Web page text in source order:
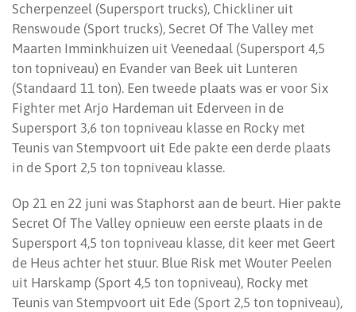
Scherpenzeel (Supersport trucks), Chickliner uit
Renswoude (Sport trucks), Secret Of The Valley met
Maarten Imminkhuizen uit Veenedaal (Supersport 4,5
ton topniveau) en Evander van Beek uit Lunteren
(Standaard 11 ton). Een tweede plaats was er voor Six
Fighter met Arjo Hardeman uit Ederveen in de
Supersport 3,6 ton topniveau klasse en Rocky met
Teunis van Stempvoort uit Ede pakte een derde plaats
in de Sport 2,5 ton topniveau klasse.
Op 21 en 22 juni was Staphorst aan de beurt. Hier pakte
Secret Of The Valley opnieuw een eerste plaats in de
Supersport 4,5 ton topniveau klasse, dit keer met Geert
de Heus achter het stuur. Blue Risk met Wouter Peelen
uit Harskamp (Sport 4,5 ton topniveau), Rocky met
Teunis van Stempvoort uit Ede (Sport 2,5 ton topniveau),